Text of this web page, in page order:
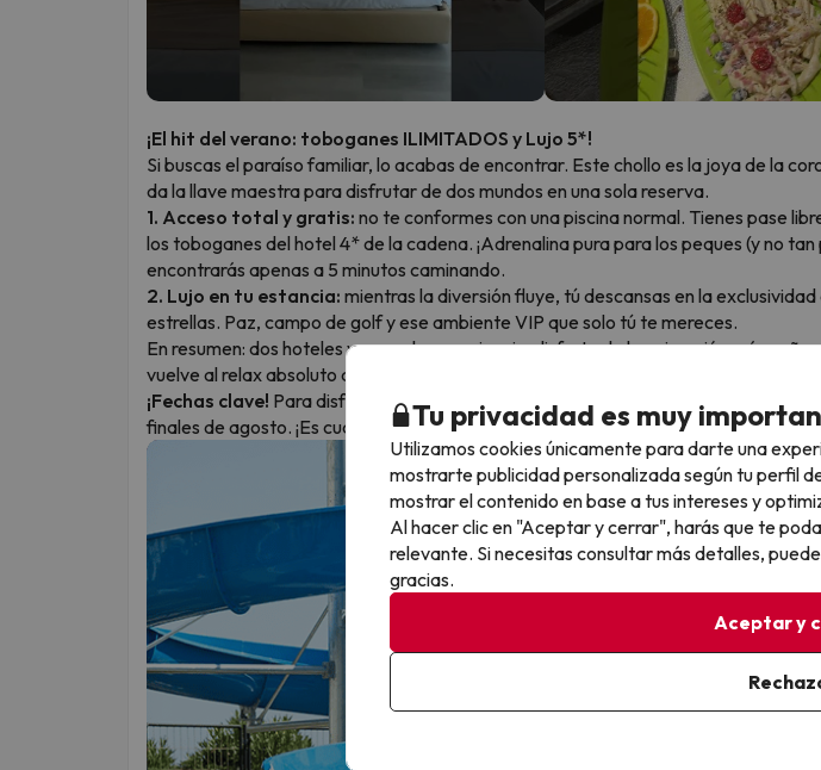
¡El hit del verano: toboganes ILIMITADOS y Lujo 5*!
Si buscas el paraíso familiar, lo acabas de encontrar. Este chollo es la joya de la
da la llave maestra para disfrutar de dos mundos en una sola reserva.
1. Acceso total y gratis: no te conformes con una piscina normal. Tienes pase
los toboganes del hotel 4* de la cadena. ¡Adrenalina pura para los peques (y no tan
encontrarás apenas a 5 minutos caminando.
2. Lujo en tu estancia: mientras la diversión fluye, tú descansas en la exclusividad
estrellas. Paz, campo de golf y ese ambiente VIP que solo tú te mereces.
En resumen: dos hoteles y una sola experiencia: disfruta de la animación más
vuelve al relax absoluto de tu 5* cuando necesites desconectar.
¡Fechas clave! Para disfrutar de este paraíso acuático, reserva tu escapada entre
finales de agosto. ¡Es cuando los toboganes están abiertos!
Tu privacidad es muy
Utilizamos cookies únicamente para darte una
mostrarte publicidad personalizada según tu perfil
mostrar el contenido en base a tus intereses y
Al hacer clic en "Aceptar y cerrar", harás que te
relevante. Si necesitas consultar más detalles,
gracias.
Aceptar y